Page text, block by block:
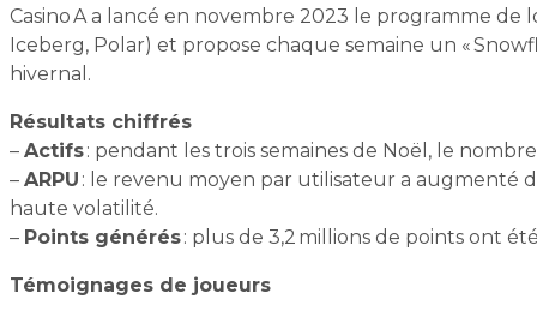
Casino A a lancé en novembre 2023 le programme
Iceberg, Polar) et propose chaque semaine un «
hivernal.
Résultats chiffrés
– Actifs: pendant les trois semaines de Noël, le
– ARPU : le revenu moyen par utilisateur a augmenté
haute volatilité.
– Points générés: plus de 3,2 millions de points ont
Témoignages de joueurs